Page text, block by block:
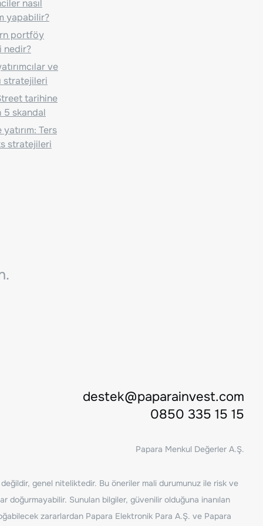
nasıl
yapabilir?
portföy
nedir?
ve
stratejileri
tarihine
5 skandal
Ters
stratejileri
destek@paparainvest.com
0850 335 15 15
Papara Menkul Değerler A.Ş.
değildir, genel niteliktedir. Bu öneriler mali durumunuz ile risk ve
doğurmayabilir. Sunulan bilgiler, güvenilir olduğuna inanılan
zararlardan Papara Elektronik Para A.Ş. ve Papara